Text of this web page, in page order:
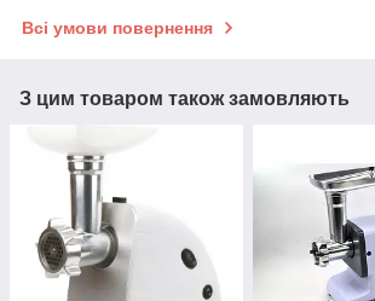
Всі умови повернення
З цим товаром також замовляють